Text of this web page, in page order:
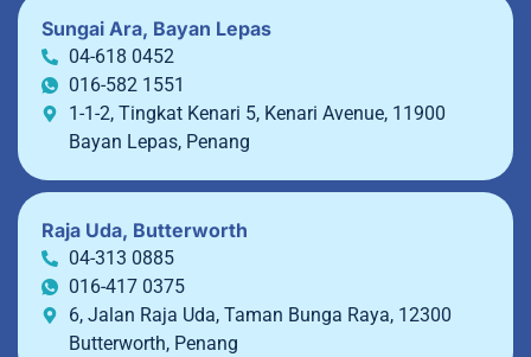
Sungai Ara, Bayan Lepas
04-618 0452
016-582 1551
1-1-2, Tingkat Kenari 5, Kenari Avenue, 11900
Bayan Lepas, Penang
Raja Uda, Butterworth
04-313 0885
016-417 0375
6, Jalan Raja Uda, Taman Bunga Raya, 12300
Butterworth, Penang